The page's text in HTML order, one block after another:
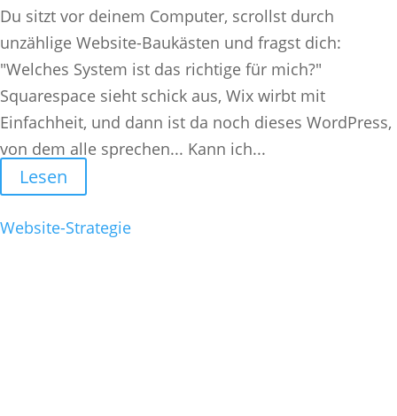
Du sitzt vor deinem Computer, scrollst durch
unzählige Website-Baukästen und fragst dich:
"Welches System ist das richtige für mich?"
Squarespace sieht schick aus, Wix wirbt mit
Einfachheit, und dann ist da noch dieses WordPress,
von dem alle sprechen... Kann ich...
Lesen
Website-Strategie